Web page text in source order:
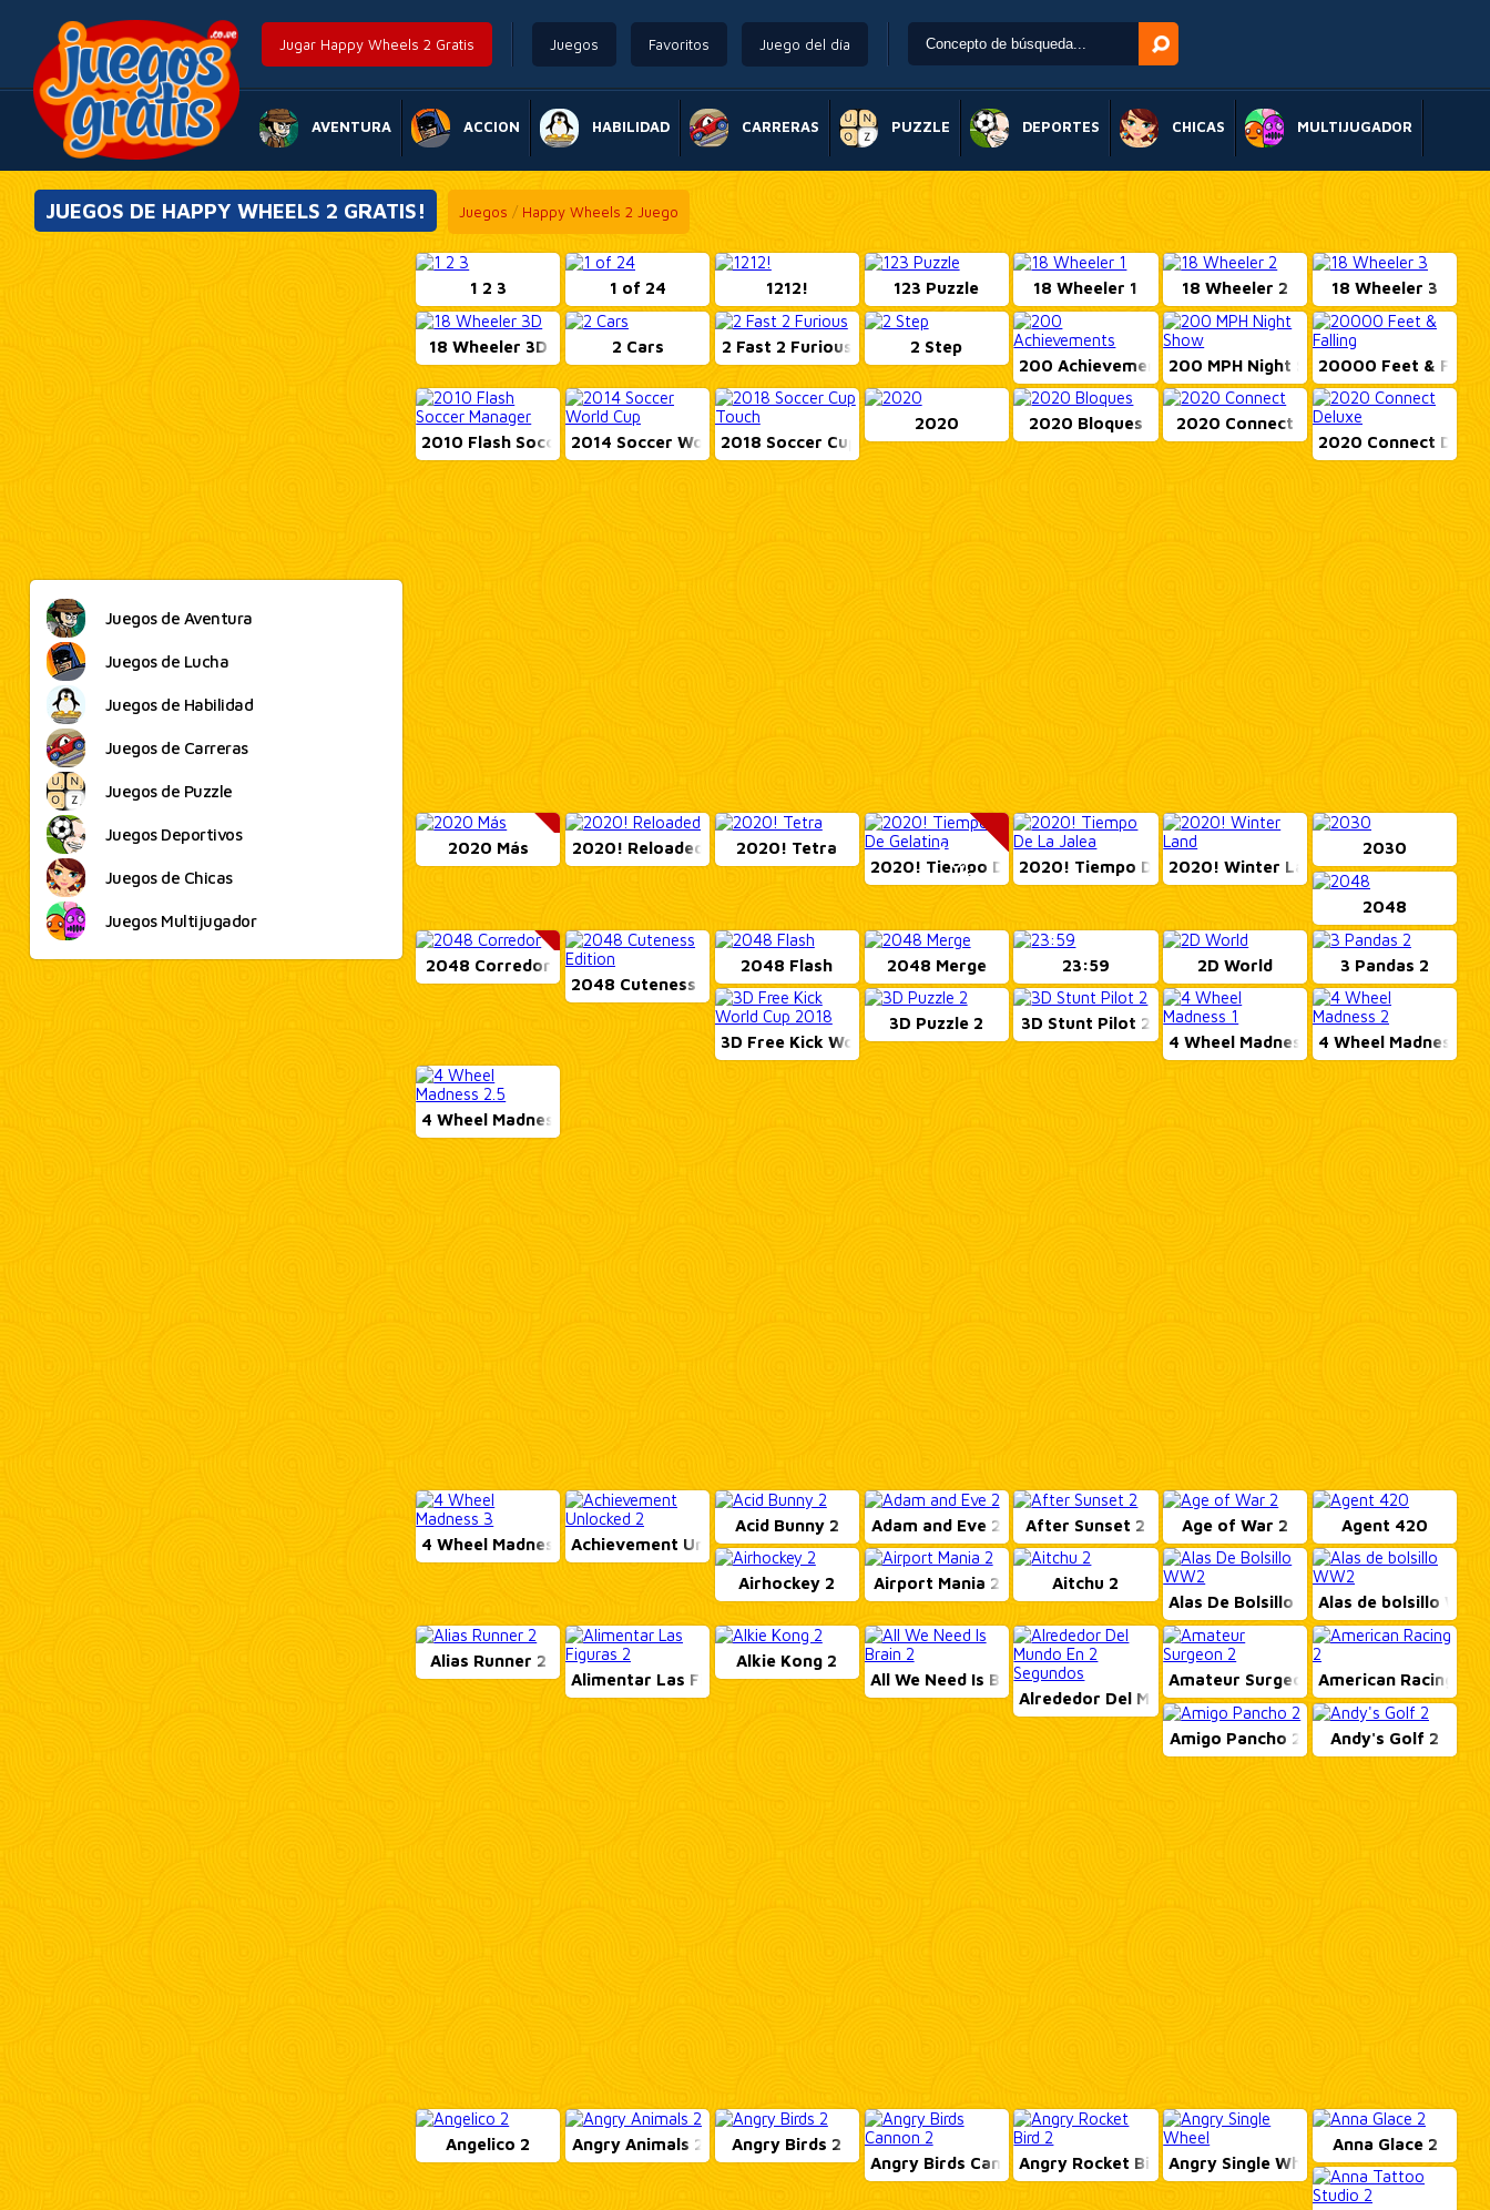
Jugar Happy Wheels 2 Gratis Juegos Favoritos Juego del día
AVENTURA ACCION HABILIDAD CARRERAS PUZZLE DEPORTES CHICAS MULTIJUGADOR
JUEGOS DE HAPPY WHEELS 2 GRATIS! Juegos / Happy Wheels 2 Juego
Juegos de Aventura
Juegos de Lucha
Juegos de Habilidad
Juegos de Carreras
Juegos de Puzzle
Juegos Deportivos
Juegos de Chicas
Juegos Multijugador
1 2 3 1 of 24 1212! 123 Puzzle 18 Wheeler 1 18 Wheeler 2 18 Wheeler 3
18 Wheeler 3D 2 Cars 2 Fast 2 Furious
2 Step
200 Achievements200 MPH Night Show20000 Feet &
2010 Flash Soccer M...2014 Soccer World C...2018 Soccer Cup Tou...
2020 2020 Bloques
2020 Connect
2020 Connect
NEUVO!
2020 Más 2020! Reloaded 2020! Tetra NEUVO!
2020! Tiempo De Gel...2020! Tiempo De La ...2020! Winter Land
2030
2048
NEUVO!
2048 Corredor
2048 Cuteness Editi...
2048 Flash 2048 Merge 23:59 2D World 3 Pandas 2
3D Free Kick World ...
3D Puzzle 2
3D Stunt Pilot 2
4 Wheel Madness 14 Wheel Madness 2
4 Wheel Madness 2.5
4 Wheel Madness 3Achievement Unlocke...
Acid Bunny 2 Adam and Eve 2 After Sunset 2 Age of War 2 Agent 420
Airhockey 2 Airport Mania 2
Aitchu 2
Alas De Bolsillo WW...Alas de bolsillo WW...
Alias Runner 2
Alimentar Las Figur...
Alkie Kong 2
All We Need Is Brai...
Alrededor Del Mundo...
Amateur Surgeon 2American Racing 2
Amigo Pancho 2 Andy's Golf 2
Angelico 2 Angry Animals 2
Angry Birds 2
Angry Birds Cannon ...Angry Rocket Bird 2Angry Single Wheel
Anna Glace 2